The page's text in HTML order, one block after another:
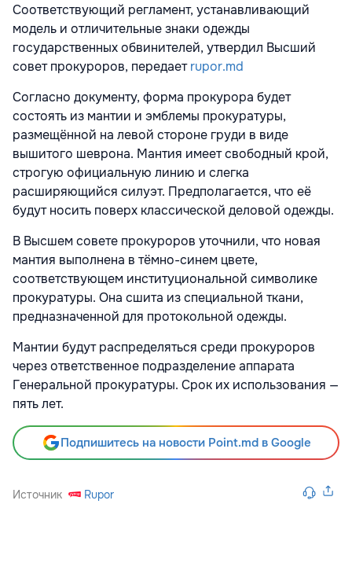
Соответствующий регламент, устанавливающий
модель и отличительные знаки одежды
государственных обвинителей, утвердил Высший
совет прокуроров, передаетrupor.md
Согласно документу, форма прокурора будет
состоять из мантии и эмблемы прокуратуры,
размещённой на левой стороне груди в виде
вышитого шеврона. Мантия имеет свободный крой,
строгую официальную линию и слегка
расширяющийся силуэт. Предполагается, что её
будут носить поверх классической деловой одежды.
В Высшем совете прокуроров уточнили, что новая
мантия выполнена в тёмно-синем цвете,
соответствующем институциональной символике
прокуратуры. Она сшита из специальной ткани,
предназначенной для протокольной одежды.
Мантии будут распределяться среди прокуроров
через ответственное подразделение аппарата
Генеральной прокуратуры. Срок их использования —
пять лет.
Подпишитесь на новости Point.md в Google
Источник Rupor